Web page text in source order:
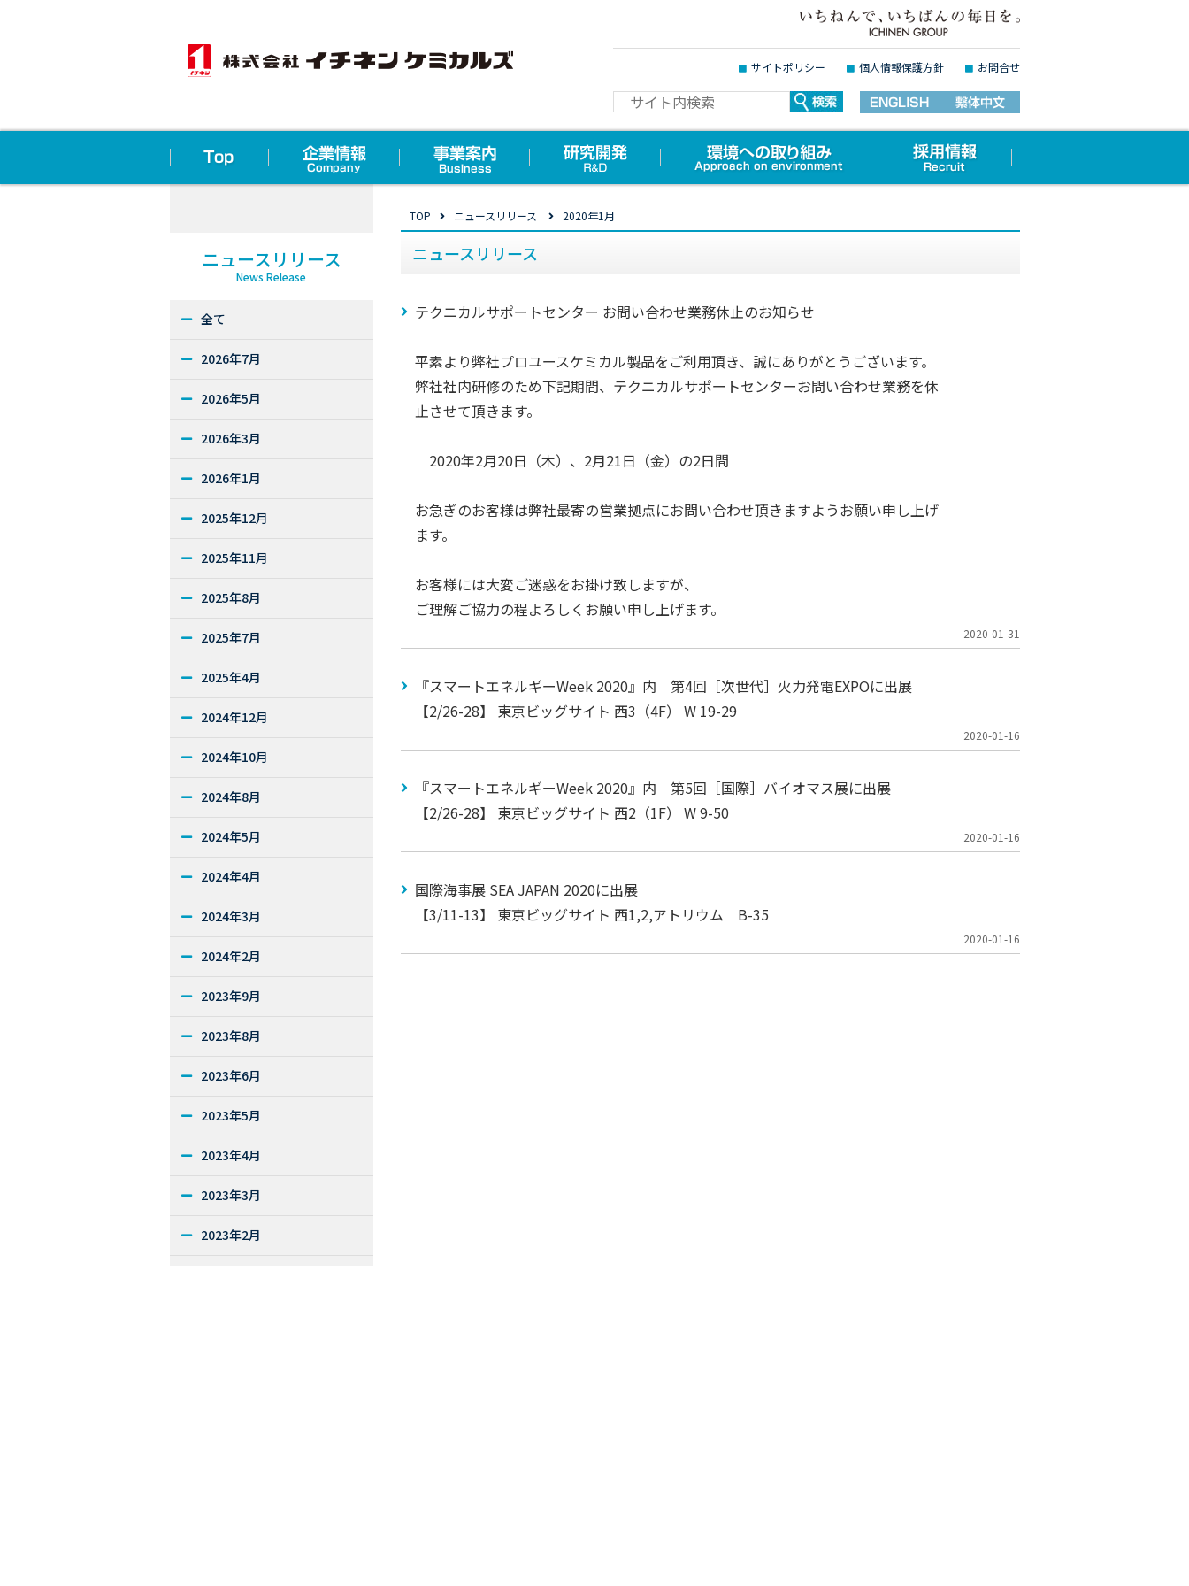
サイトポリシー 個人情報保護方針 お問合せ
TOP ニュースリリース 2020年1月
ニュースリリース
テクニカルサポートセンター お問い合わせ業務休止のお知らせ
平素より弊社プロユースケミカル製品をご利用頂き、誠にありがとうございます。
弊社社内研修のため下記期間、テクニカルサポートセンターお問い合わせ業務を休
止させて頂きます。
2020年2月20日（木）、2月21日（金）の2日間
お急ぎのお客様は弊社最寄の営業拠点にお問い合わせ頂きますようお願い申し上げ
ます。
お客様には大変ご迷惑をお掛け致しますが、
ご理解ご協力の程よろしくお願い申し上げます。
2020-01-31
『スマートエネルギーWeek 2020』内 第4回［次世代］火力発電EXPOに出展
【2/26-28】 東京ビッグサイト 西3（4F） W 19-29
2020-01-16
『スマートエネルギーWeek 2020』内 第5回［国際］バイオマス展に出展
【2/26-28】 東京ビッグサイト 西2（1F） W 9-50
2020-01-16
国際海事展 SEA JAPAN 2020に出展
【3/11-13】 東京ビッグサイト 西1,2,アトリウム B-35
2020-01-16
ニュースリリース
News Release
全て
2026年7月
2026年5月
2026年3月
2026年1月
2025年12月
2025年11月
2025年8月
2025年7月
2025年4月
2024年12月
2024年10月
2024年8月
2024年5月
2024年4月
2024年3月
2024年2月
2023年9月
2023年8月
2023年6月
2023年5月
2023年4月
2023年3月
2023年2月